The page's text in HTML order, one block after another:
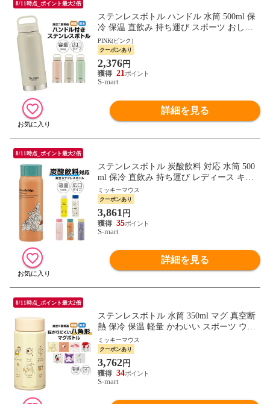
8/11時点_ポイント最大2倍
ステンレスボトル ハンドル 水筒 500ml 保
冷 保温 直飲み 持ち運び スポーツ おしゃ
れ くすみカラー グリーン グレー ピンク S
TSC5
PINK(ピンク)
クーポンあり
2,376円
21
S-mart
詳細を見る
8/11時点_ポイント最大2倍
ステンレスボトル 炭酸飲料 対応 水筒 500
ml 保冷 直飲み 持ち運び レディース キャ
ラクター ピカチュウ ミッキー マイメロ S
TSC5
ミッキーマウス
クーポンあり
3,861 円
35
S-mart
詳細を見る
8/11時点_ポイント最大2倍
ステンレスボトル 水筒 350ml マグ 真空断
熱 保冷 保温 軽量 かわいい スポーツ ウォ
ーキング キャラクター ディズニー サンリ
オ STO4
ミッキーマウス
クーポンあり
3,762円
34
S-mart